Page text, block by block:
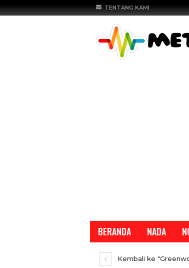
TENTANG KAMI
BERANDA NADA
Kembali ke